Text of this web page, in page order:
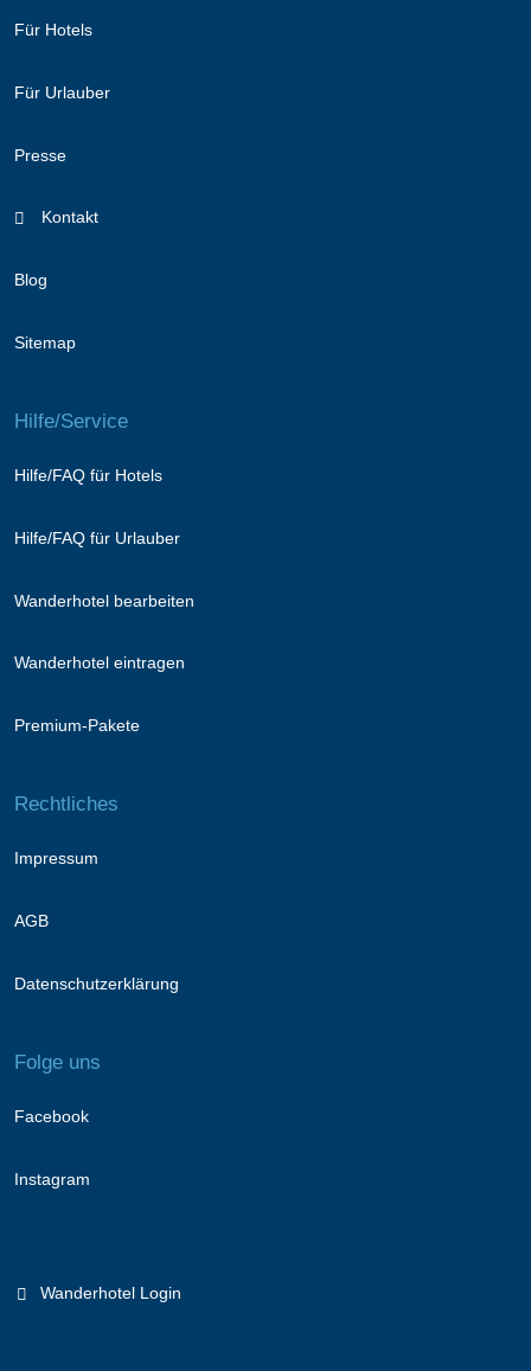
Für Hotels
Für Urlauber
Presse
Kontakt
Blog
Sitemap
Hilfe/Service
Hilfe/FAQ für Hotels
Hilfe/FAQ für Urlauber
Wanderhotel bearbeiten
Wanderhotel eintragen
Premium-Pakete
Rechtliches
Impressum
AGB
Datenschutzerklärung
Folge uns
Facebook
Instagram
Wanderhotel Login